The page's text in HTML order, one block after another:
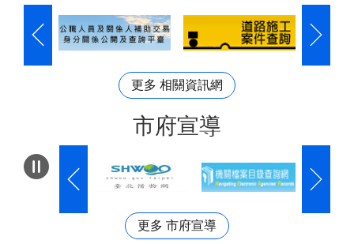
更多 相關資訊網
市府宣導
更多 市府宣導